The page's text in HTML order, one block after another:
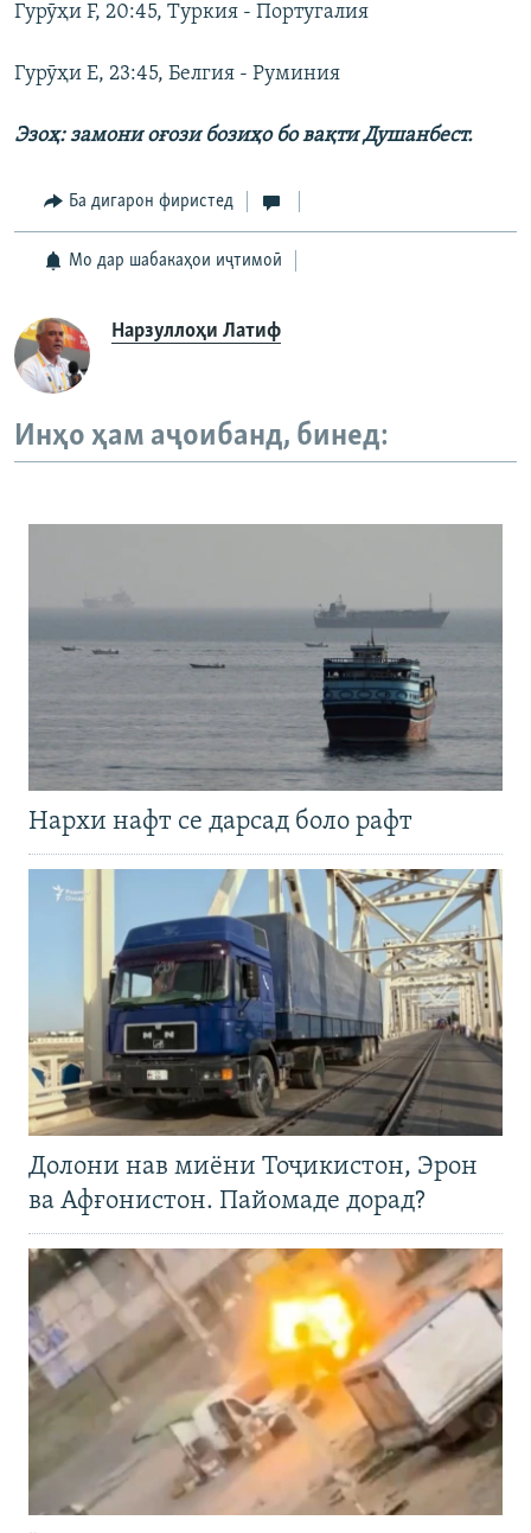
Гурӯҳи F, 20:45, Туркия - Португалия
Гурӯҳи E, 23:45, Белгия - Руминия
Эзоҳ: замони оғози бозиҳо бо вақти Душанбест.
Ба дигарон фиристед
Мо дар шабакаҳои иҷтимоӣ
Нарзуллоҳи Латиф
Инҳо ҳам аҷоибанд, бинед:
Нархи нафт се дарсад боло рафт
Долони нав миёни Тоҷикистон, Эрон
ва Афғонистон. Пайомаде дорад?